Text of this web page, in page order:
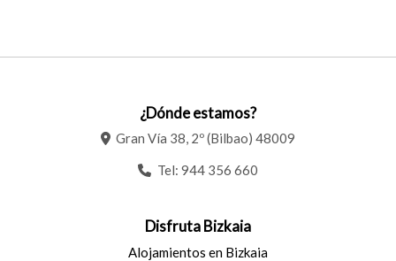
¿Dónde estamos?
Gran Vía 38, 2º (Bilbao) 48009
Tel: 944 356 660
Disfruta Bizkaia
Alojamientos en Bizkaia